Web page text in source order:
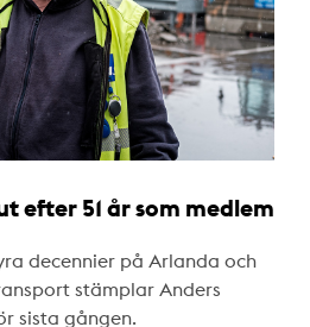
efter 51 år som medlem
decennier på Arlanda och
stämplar Anders
sista gången.